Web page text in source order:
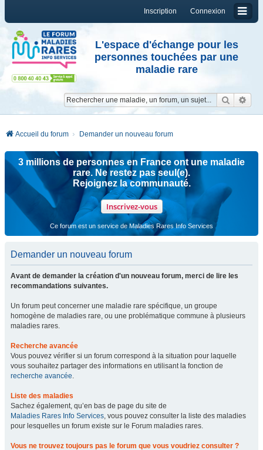
Connexion
Inscription
L'espace d'échange pour les
personnes touchées par une
maladie rare
Accueil du forum Demander un nouveau forum
3 millions de personnes en France ont une maladie
rare. Ne restez pas seul(e).
Rejoignez la communauté.
Inscrivez-vous
Ce forum est un service de Maladies Rares Info Services
Demander un nouveau forum
Avant de demander la création d'un nouveau forum, merci de lire les
recommandations suivantes.
Un forum peut concerner une maladie rare spécifique, un groupe
homogène de maladies rare, ou une problématique commune à plusieurs
maladies rares.
Recherche avancée
Vous pouvez vérifier si un forum correspond à la situation pour laquelle
vous souhaitez partager des informations en utilisant la fonction de
recherche avancée.
Liste des maladies
Sachez également, qu’en bas de page du site de
Maladies Rares Info Services, vous pouvez consulter la liste des maladies
pour lesquelles un forum existe sur le Forum maladies rares.
Vous ne trouvez toujours pas le forum que vous voudriez consulter ?